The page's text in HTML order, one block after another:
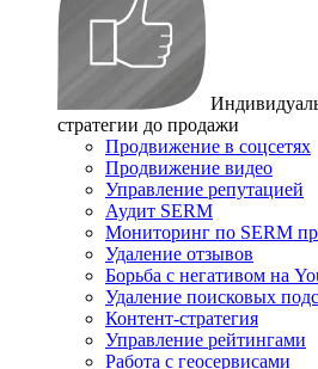
стратегии до продажи
Продвижение в соцсетях
Продвижение видео
Управление репутацией
Аудит SERM
Мониторинг по SERM
Удаление отзывов
Борьба с негативом на
Удаление поисковых
Контент-стратегия
Управление рейтингами
Работа с геосервисами